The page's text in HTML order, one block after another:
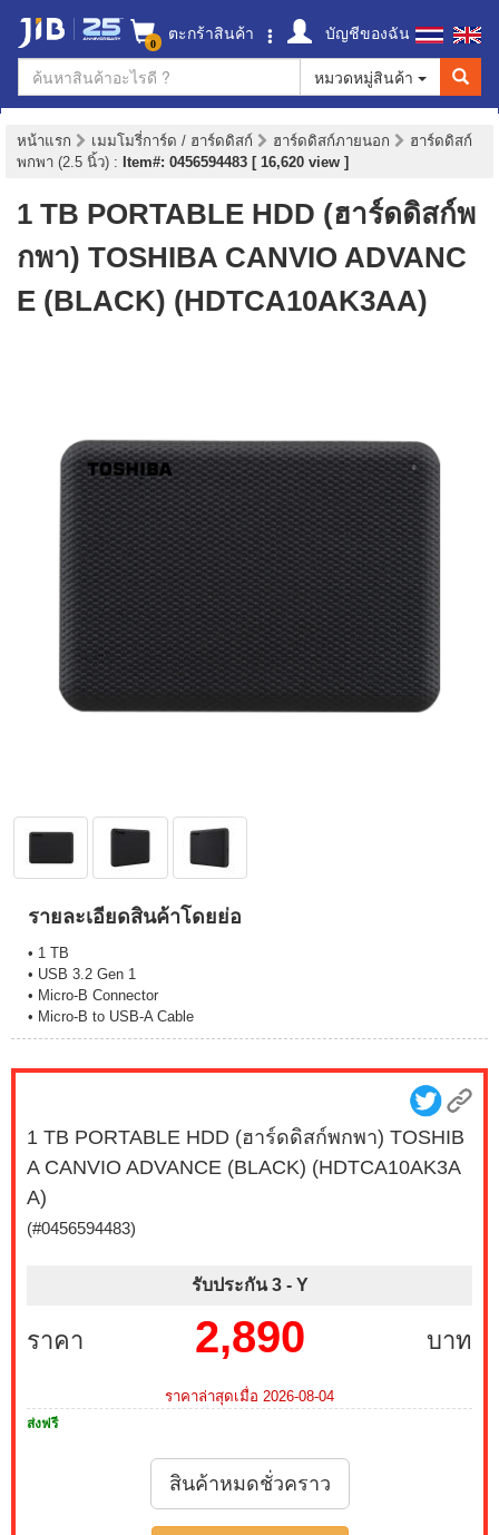
0 ตะกร้าสินค้า
บัญชีของฉัน
หมวดหมู่สินค้า
หน้าแรก เมมโมรี่การ์ด / ฮาร์ดดิสก์ ฮาร์ดดิสก์ภายนอก
ฮาร์ดดิสก์
พกพา (2.5 นิ้ว) : Item#: 0456594483 [ 16,620 view ]
1 TB PORTABLE HDD (ฮาร์ดดิสก์พ
กพา) TOSHIBA CANVIO ADVANC
E (BLACK) (HDTCA10AK3AA)
รายละเอียดสินค้าโดยย่อ
• 1 TB
• USB 3.2 Gen 1
• Micro-B Connector
• Micro-B to USB-A Cable
1 TB PORTABLE HDD (ฮาร์ดดิสก์พกพา) TOSHIB
A CANVIO ADVANCE (BLACK) (HDTCA10AK3A
A)
(#0456594483)
รับประกัน 3 - Y
ราคา บาท
2,890
ราคาล่าสุดเมื่อ 2026-08-04
ส่งฟรี
สินค้าหมดชั่วคราว